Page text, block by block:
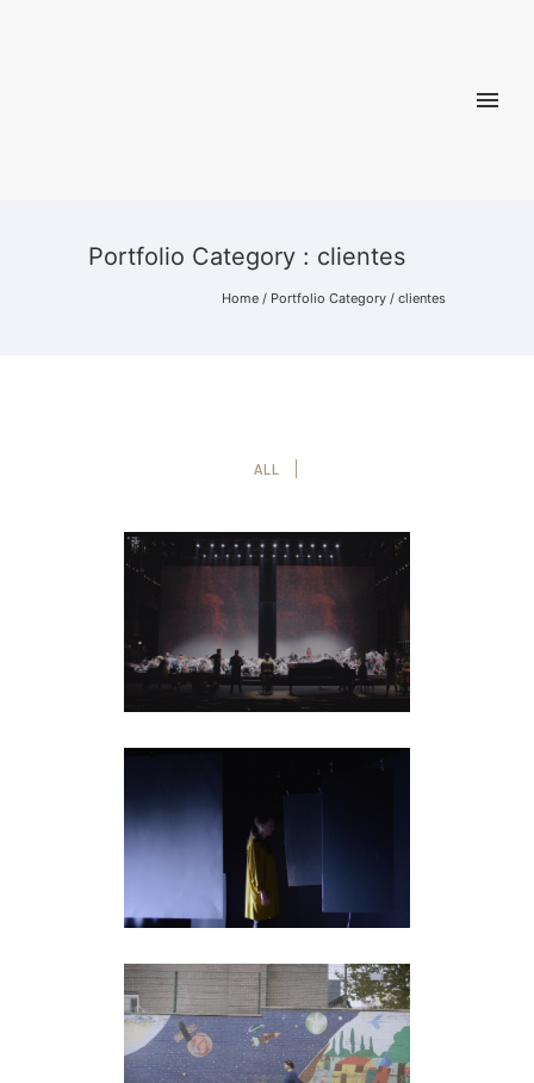
Portfolio Category : clientes
Home / Portfolio Category / clientes
ALL
TEATRO DE LA
MAESTRANZA
clientes
TEATRE PRINCIPAL
clientes
ETUCE